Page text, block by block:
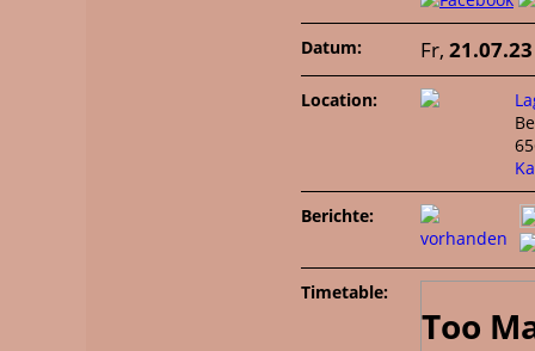
Datum: Fr, 21.07.23
Location:
Berichte:
vorhanden
Timetable:
Too